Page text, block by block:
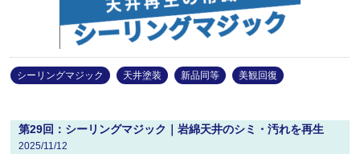
シーリングマジック 天井塗装 新品同等 美観回復
第29回：シーリングマジック｜岩綿天井のシミ・汚れを再生
2025/11/12